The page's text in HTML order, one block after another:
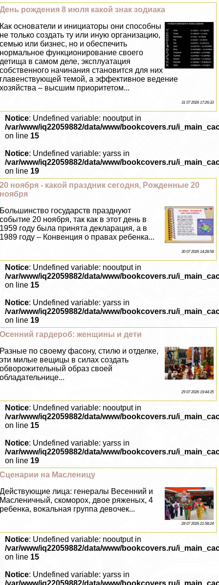
День рождения 8 июля какой знак зодиака
Как основатели и инициаторы они способны
не только создать ту или иную организацию,
семью или бизнес, но и обеспечить
нормальное функционирование своего
детища в самом деле, эксплуатация
собственного начинания становится для них
главенствующей темой, а эффективное ведение
хозяйства – высшим приоритетом...
31 07 2026 17:26:33
Notice: Undefined variable: nooutput in
/var/www/iq22059882/data/www/bookcovers.ru/
on line 15
Notice: Undefined variable: yarss in
/var/www/iq22059882/data/www/bookcovers.ru/
on line 19
20 ноября - какой праздник сегодня, Рожденные 20
ноября
Большинство государств празднуют
событие 20 ноября, так как в этот день в
1959 году была принята декларация, а в
1989 году – Конвенция о правах ребенка...
30 07 2026 14:28:58
Notice: Undefined variable: nooutput in
/var/www/iq22059882/data/www/bookcovers.ru/
on line 15
Notice: Undefined variable: yarss in
/var/www/iq22059882/data/www/bookcovers.ru/
on line 19
Осенний гардероб: женщины и дети
Разные по своему фасону, стилю и отделке,
эти милые вещицы в силах создать
обворожительный образ своей
обладательнице...
29 07 2026 19:44:35
Notice: Undefined variable: nooutput in
/var/www/iq22059882/data/www/bookcovers.ru/
on line 15
Notice: Undefined variable: yarss in
/var/www/iq22059882/data/www/bookcovers.ru/
on line 19
Сценарии на Масленицу
Действующие лица: генералы Весенний и
Масленичный, скоморох, двое ряженых, 4
ребенка, вокальная группа девочек...
28 07 2026 21:58:24
Notice: Undefined variable: nooutput in
/var/www/iq22059882/data/www/bookcovers.ru/
on line 15
Notice: Undefined variable: yarss in
/var/www/iq22059882/data/www/bookcovers.ru/